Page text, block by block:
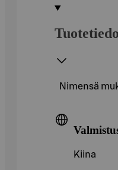
Nimensä
Kiina